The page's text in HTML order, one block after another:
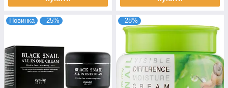
Новинка –25% –28%